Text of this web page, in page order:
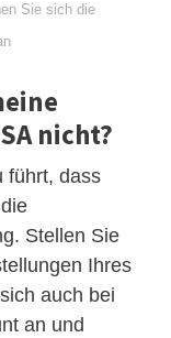
Sie sich die
nicht?
führt, dass
Stellen Sie
Ihres
auch bei
an und